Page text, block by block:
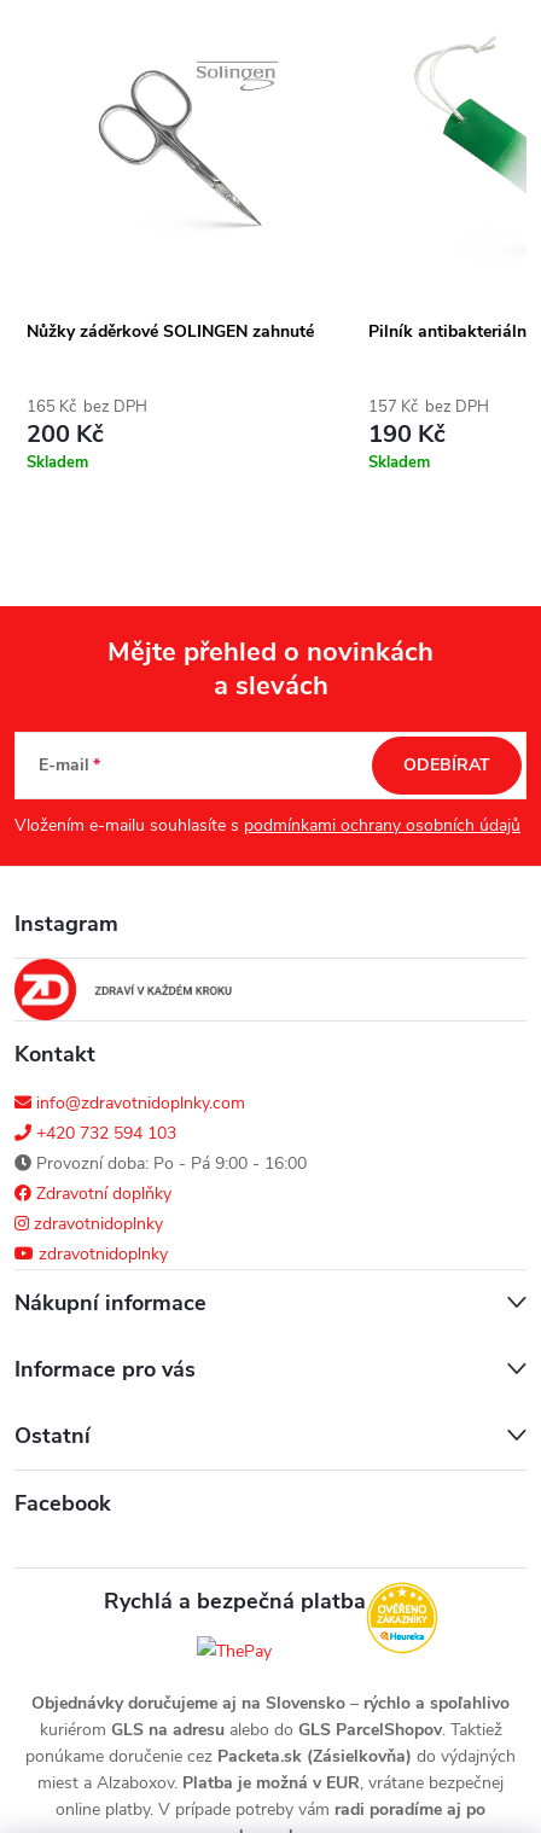
Nůžky záděrkové SOLINGEN zahnuté
165 Kč bez DPH
200 Kč
Skladem
Pilník antibakteriální
157 Kč bez DPH
190 Kč
Skladem
p
a
t
Mějte přehled o novinkách
a slevách
E-mail
Vložením e-mailu souhlasíte s podmínkami ochrany osobních údajů
ODEBÍRAT
Instagram
Kontakt
info@zdravotnidoplnky.com
+420 732 594 103
Provozní doba: Po - Pá 9:00 - 16:00
Zdravotní doplňky
zdravotnidoplnky
zdravotnidoplnky
Nákupní informace
Informace pro vás
Ostatní
Facebook
Rychlá a bezpečná platba
Objednávky doručujeme aj na Slovensko – rýchlo a spoľahlivo
kuriérom GLS na adresualebo do GLS ParcelShopov. Taktiež
ponúkame doručenie cez Packeta.sk (Zásielkovňa) do výdajných
miest a Alzaboxov. Platba je možná v EUR, vrátane bezpečnej
online platby. V prípade potreby vám radi poradíme aj po